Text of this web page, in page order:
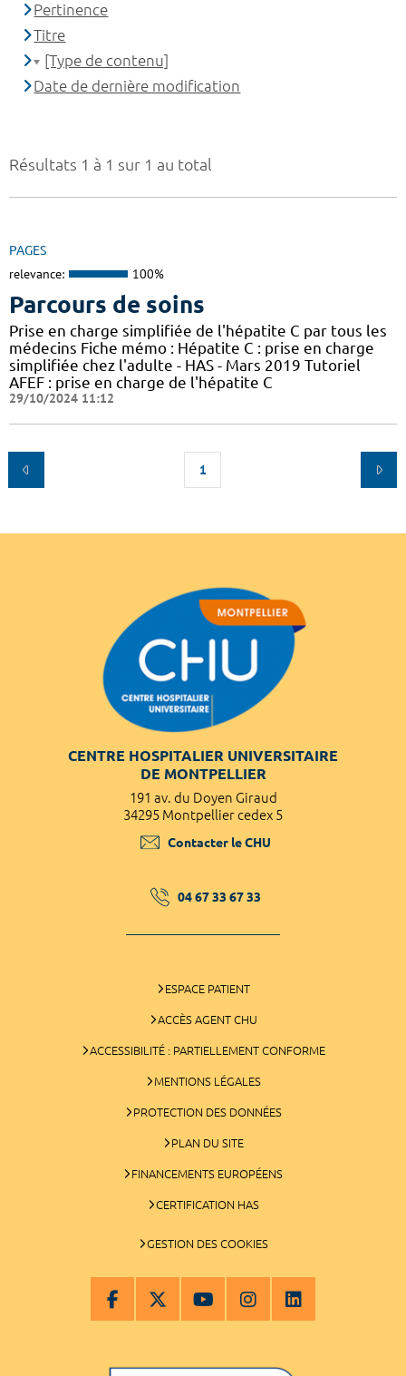
Résultats 1 à 1 sur 1 au total
PAGES
relevance: 100%
Parcours de soins
Prise en charge simplifiée de l'hépatite C par tous les
médecins Fiche mémo : Hépatite C : prise en charge
simplifiée chez l'adulte - HAS - Mars 2019 Tutoriel
AFEF : prise en charge de l'hépatite C
29/10/2024 11:12
1
Pertinence
Titre
[Type de contenu]
Date de dernière modification
CENTRE HOSPITALIER UNIVERSITAIRE
DE MONTPELLIER
191 av. du Doyen Giraud
34295 Montpellier cedex 5
Contacter le CHU
04 67 33 67 33
ESPACE PATIENT
ACCÈS AGENT CHU
ACCESSIBILITÉ : PARTIELLEMENT CONFORME
MENTIONS LÉGALES
PROTECTION DES DONNÉES
PLAN DU SITE
FINANCEMENTS EUROPÉENS
CERTIFICATION HAS
GESTION DES COOKIES